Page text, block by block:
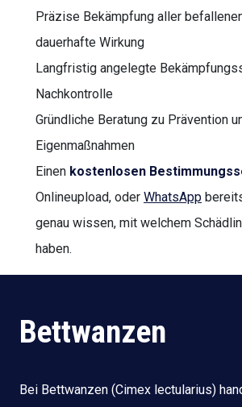
Präzise Bekämpfung aller
dauerhafte Wirkung
Langfristig angelegte
Nachkontrolle
Gründliche Beratung zu Prävention
Eigenmaßnahmen
Einen kostenlosen
Onlineupload, oder WhatsApp
genau wissen, mit welchem
haben.
Bettwanzen
Bei Bettwanzen (Cimex lectularius)